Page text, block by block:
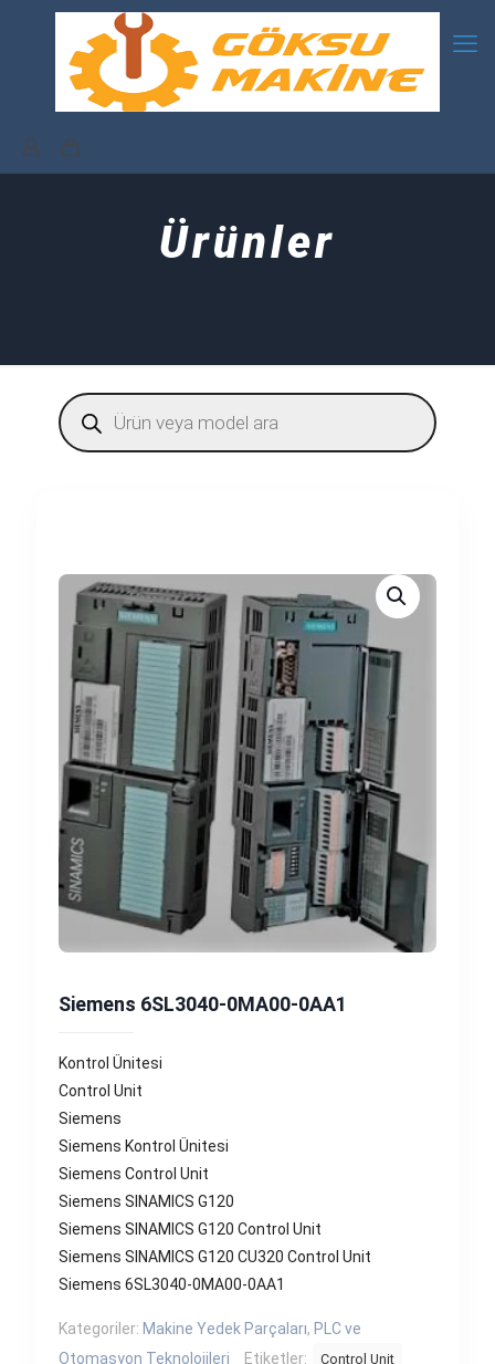
Ürünler
Products
search
Siemens 6SL3040-0MA00-0AA1
Kontrol Ünitesi
Control Unit
Siemens
Siemens Kontrol Ünitesi
Siemens Control Unit
Siemens SINAMICS G120
Siemens SINAMICS G120 Control Unit
Siemens SINAMICS G120 CU320 Control Unit
Siemens 6SL3040-0MA00-0AA1
Kategoriler: Makine Yedek Parçaları, PLC ve
Otomasyon Teknolojileri
Etiketler: Control Unit